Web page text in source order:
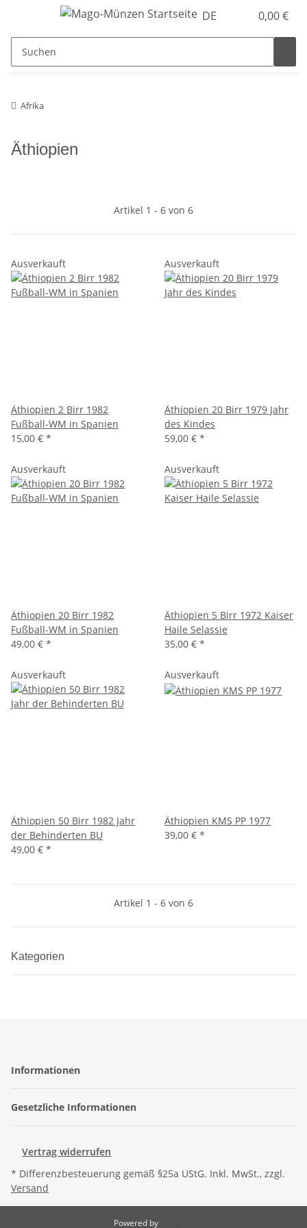
DE 0,00 €
Afrika
Äthiopien
Artikel 1 - 6 von 6
Ausverkauft
Äthiopien 2 Birr 1982
Fußball-WM in Spanien
15,00 € *
Ausverkauft
Äthiopien 20 Birr 1979 Jahr
des Kindes
59,00 € *
Ausverkauft
Äthiopien 20 Birr 1982
Fußball-WM in Spanien
49,00 € *
Ausverkauft
Äthiopien 5 Birr 1972 Kaiser
Haile Selassie
35,00 € *
Ausverkauft
Äthiopien 50 Birr 1982 Jahr
der Behinderten BU
49,00 € *
Ausverkauft
Äthiopien KMS PP 1977
39,00 € *
Artikel 1 - 6 von 6
Kategorien
Informationen
Gesetzliche Informationen
Vertrag widerrufen
* Differenzbesteuerung gemäß §25a UStG. Inkl. MwSt., zzgl.
Versand
Powered by